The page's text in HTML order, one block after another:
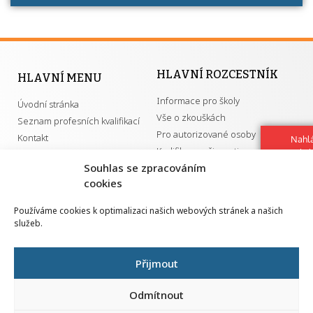
Souhlas se zpracováním
cookies
Používáme cookies k optimalizaci našich webových stránek a našich
služeb.
Přijmout
Odmítnout
HLAVNÍ MENU
Úvodní stránka
Seznam profesních kvalifikací
Kontakt
HLAVNÍ ROZCESTNÍK
Informace pro školy
Vše o zkouškách
Pro autorizované osoby
Kvalifikace a živnosti
GDPR
Národní pedagogický institut ČR
Senovážné náměstí 25
110 00 Praha 1